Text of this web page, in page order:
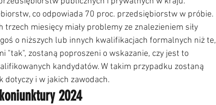
co odpowiada 70 proc. przedsiębiorstw w próbie.
miesięcy miały problemy ze znalezieniem siły
o niższych lub innych kwalifikacjach formalnych niż te,
"tak", zostaną poproszeni o wskazanie, czy jest to
kandydatów. W takim przypadku zostaną
i w jakich zawodach.
2024